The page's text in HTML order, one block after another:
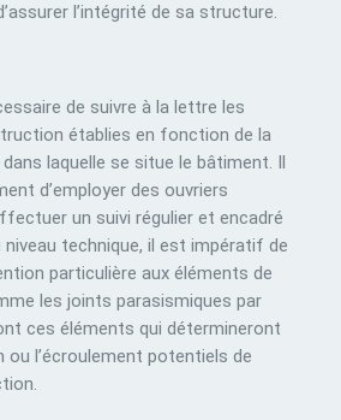
l’intégrité de sa structure.
de suivre à la lettre les
établies en fonction de la
laquelle se situe le bâtiment. Il
d’employer des ouvriers
un suivi régulier et encadré
niveau technique, il est impératif de
particulière aux éléments de
les joints parasismiques par
ces éléments qui détermineront
ou l’écroulement potentiels de